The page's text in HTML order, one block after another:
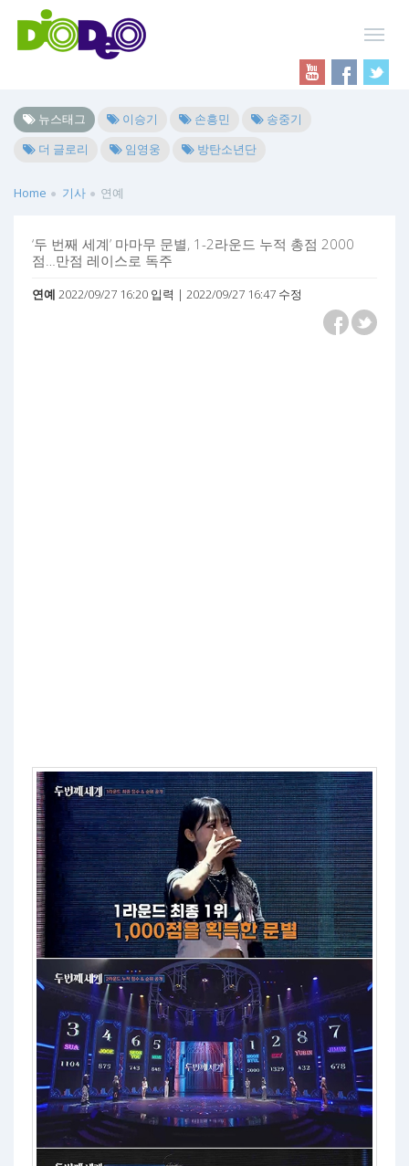
뉴스태그 이승기 손흥민
송중기
더 글로리
임영웅 방탄소년단
Home 기사 연예
‘두 번째 세계’ 마마무 문별, 1-2라운드 누적 총점 2000
점…만점 레이스로 독주
연예 2022/09/27 16:20 입력 | 2022/09/27 16:47 수정